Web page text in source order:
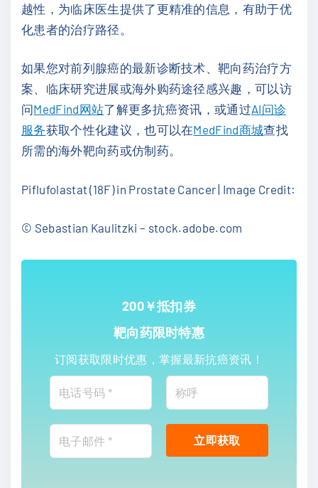
越性，为临床医生提供了更精准的信息，有助于优
化患者的治疗路径。
如果您对前列腺癌的最新诊断技术、靶向药治疗方
案、临床研究进展或海外购药途径感兴趣，可以访
问MedFind网站了解更多抗癌资讯，或通过AI问诊
服务获取个性化建议，也可以在MedFind商城查找
所需的海外靶向药或仿制药。
Piflufolastat (18F) in Prostate Cancer | Image Credit:
© Sebastian Kaulitzki – stock.adobe.com
200￥抵扣券
靶向药限时特惠
订阅获取限时优惠，掌握最新抗癌资讯！